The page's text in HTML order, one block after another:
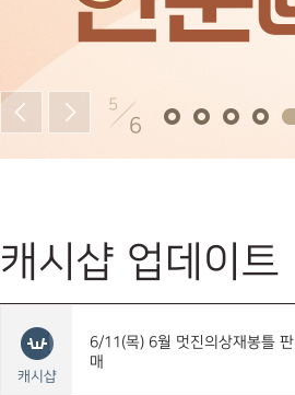
5
6
캐시샵 업데이트
캐시샵
6/11(목) 6월 멋진의상재봉틀 판
매